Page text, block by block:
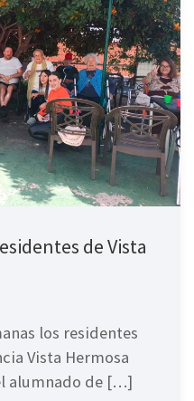
de Vista
los residentes
Vista Hermosa
alumnado de […]